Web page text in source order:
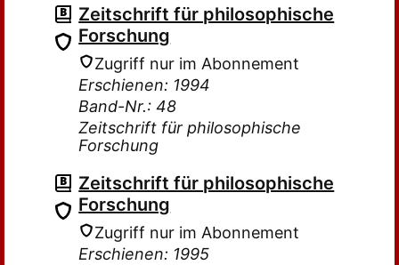
Zeitschrift für philosophische
Forschung
Zugriff nur im Abonnement
Erschienen: 1994
Band-Nr.: 48
Zeitschrift für philosophische
Forschung
Zeitschrift für philosophische
Forschung
Zugriff nur im Abonnement
Erschienen: 1995